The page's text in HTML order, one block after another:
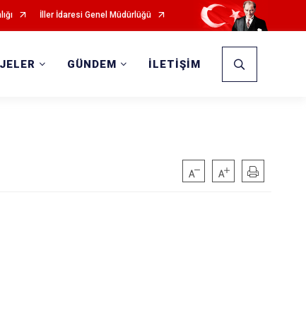
İller İdaresi Genel Müdürlüğü
GÜNDEM İLETİŞİM